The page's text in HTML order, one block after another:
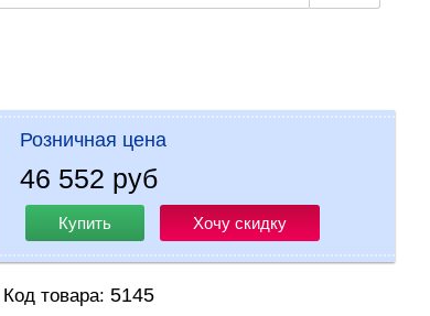
Розничная цена
46 552 руб
Купить Хочу скидку
Код товара: 5145